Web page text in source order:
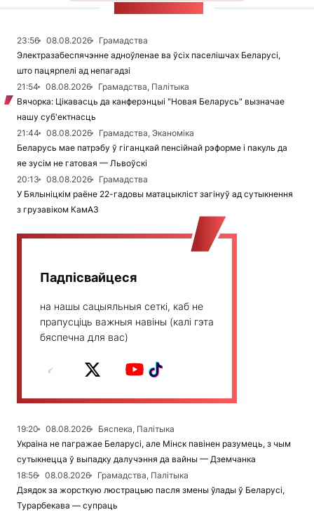
23:56 08.08.2026
Грамадства
Электразабеспячэнне адноўленае ва ўсіх паселішчах Беларусі,
што пацярпелі ад непагадзі
21:54
08.08.2026
Грамадства, Палітыка
Вячорка: Цікавасць да канферэнцыі "Новая Беларусь" вызначае
нашу суб'ектнасць
21:44
08.08.2026
Грамадства, Эканоміка
Беларусь мае патрэбу ў гіганцкай пенсійнай рэформе і пакуль да
яе зусім не гатовая — Львоўскі
20:13
08.08.2026
Грамадства
У Бялыніцкім раёне 22-гадовы матацыкліст загінуў ад сутыкнення
з грузавіком КамАЗ
Падпісвайцеся
на нашы сацыяльныя сеткі, каб не
прапусціць важныя навіны (калі гэта
бяспечна для вас)
19:20 08.08.2026
Бяспека, Палітыка
Украіна не пагражае Беларусі, але Мінск павінен разумець, з чым
сутыкнецца ў выпадку далучэння да вайны — Дземчанка
18:56
08.08.2026
Грамадства, Палітыка
Дзядок за жорсткую люстрацыю пасля змены ўлады ў Беларусі,
Турарбекава — супраць